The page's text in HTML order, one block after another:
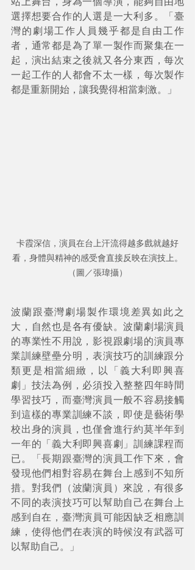
選擇想要合作的人選是一大利多。「臺
灣的劇場工作人員幾乎都是自由工作
者，通常都是為了單一製作而聚集在一
起，演出結束之後就又各分東西，每次
一起工作的人都會不太一樣，每次製作
都是重新開始，讓我覺得相當刺激。」
卡霞深信，演員在台上汗流得越多戲就越好
看，身體與精神的感受會直接反映在演技上。
（圖／張瑋攝）
波蘭跟臺灣劇場製作環境差異如此之
大，自然也是各有優缺。波蘭劇場演員
的專業性不用說，影視跟劇場的演員專
業訓練壁壘分明，表演技巧的訓練跟分
類更是相當細緻，以「義大利即興喜
劇」技法為例，必須投入整整四年時間
學習技巧，而臺灣演員一般不容易接觸
到這樣的專業訓練不談，即使是藝術學
校出身的演員，也僅會進行約莫半年到
一年的「義大利即興喜劇」訓練課程而
已。「長期跟臺灣的演員工作下來，會
發現他們相對容易在舞台上感到不知所
措。對我們（波蘭演員）來說，有很多
不同的表演技巧可以幫助自己在舞台上
感到自在，臺灣演員可能因缺乏相應訓
練，使得他們在表演的時候沒有武器可
以幫助自己。」